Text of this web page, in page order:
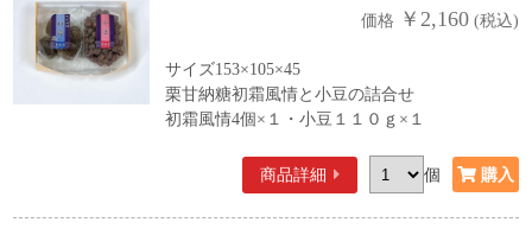
価格 ￥2,160(税込)
サイズ153×105×45
栗甘納糖初霜風情と小豆の詰合せ
初霜風情4個×１・小豆１１０ｇ×１
商品詳細 個